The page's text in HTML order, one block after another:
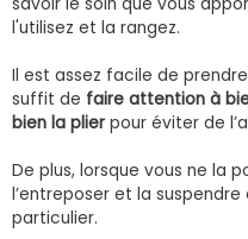
l'utilisez et la rangez.
Il est assez facile de
suffit de faire attention à
bien la plier pour éviter de
De plus, lorsque vous ne la
l’entreposer et la
particulier.